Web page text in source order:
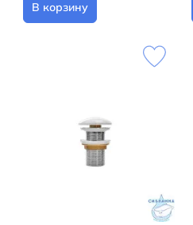
В корзину